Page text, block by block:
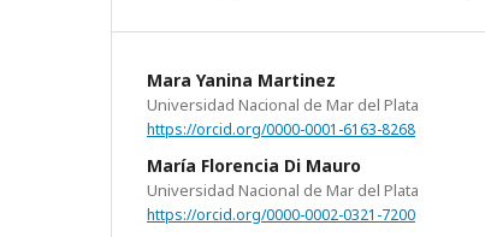
Mara Yanina Martinez
Universidad Nacional de Mar del Plata
https://orcid.org/0000-0001-6163-8268
María Florencia Di Mauro
Universidad Nacional de Mar del Plata
https://orcid.org/0000-0002-0321-7200